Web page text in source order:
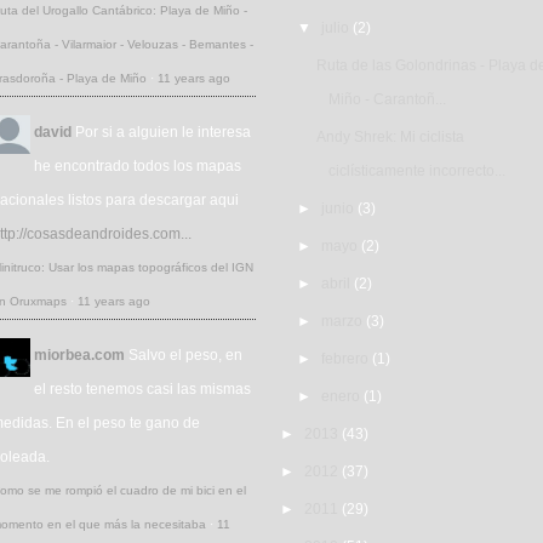
del Urogallo Cantábrico: Playa de Miño -
- Vilarmaior - Velouzas - Bemantes -
- Playa de Miño · 11 years ago
david Por si a alguien le interesa
he encontrado todos los mapas
listos para descargar aqui
cosasdeandroides.com...
Usar los mapas topográficos del IGN
Oruxmaps · 11 years ago
miorbea.com Salvo el peso, en
el resto tenemos casi las mismas
En el peso te gano de
se me rompió el cuadro de mi bici en el
en el que más la necesitaba · 11
▼ (2)
► (3)
► (2)
► (2)
► (3)
► (1)
► (1)
► (43)
► (37)
► (29)